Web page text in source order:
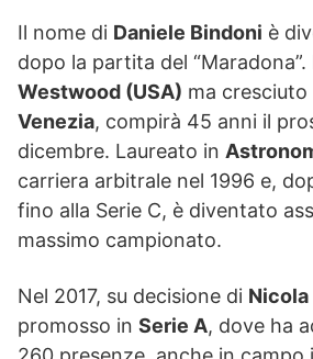
Il nome di Daniele Bindoni è
dopo la partita del “Maradona”.
Westwood (USA) ma cresciuto
Venezia, compirà 45 anni il
dicembre. Laureato in
carriera arbitrale nel 1996 e,
fino alla Serie C, è diventato
massimo campionato.
Nel 2017, su decisione di Nicola
promosso in Serie A, dove ha